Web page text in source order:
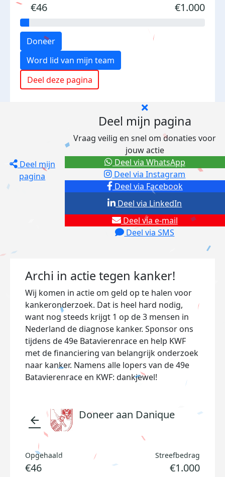
€46 €1.000
Doneer
Word lid van mijn team
Deel deze pagina
Deel mijn
pagina
Deel mijn pagina
Vraag veilig en snel om donaties voor
jouw actie
Deel via Facebook
Deel via Instagram
Deel via e-mail
Deel via SMS
Deel via LinkedIn
Deel via WhatsApp
Archi in actie tegen kanker!
Wij komen in actie om geld op te halen voor
kankeronderzoek. Dat is heel hard nodig,
want nog steeds krijgt 1 op de 3 mensen in
Nederland de diagnose kanker. Sponsor ons
tijdens de 49e Batavierenrace en help KWF
met de financiering van belangrijk onderzoek
naar kanker. Namens alle lopers van de 49e
Batavierenrace en KWF: dankjewel!
arrow_back Doneer aan Danique
Opgehaald
€46
Streefbedrag
€1.000